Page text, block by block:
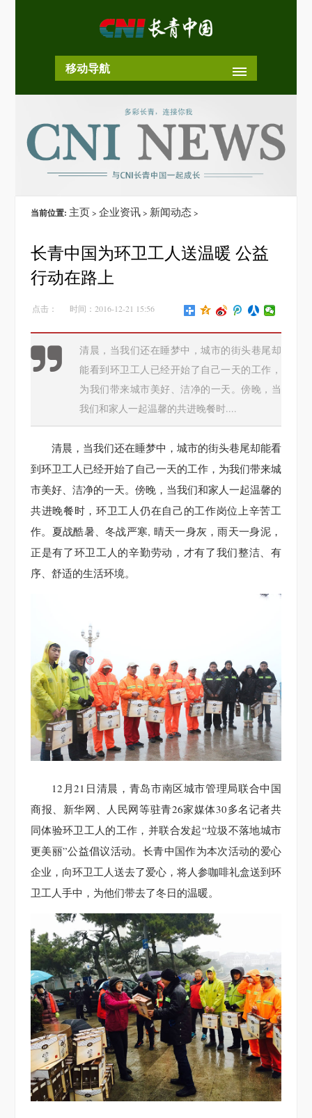
移动导航
当前位置: 主页> 企业资讯> 新闻动态>
长青中国为环卫工人送温暖 公益
行动在路上
点击： 时间：2016-12-21 15:56
清晨，当我们还在睡梦中，城市的街头巷尾却
能看到环卫工人已经开始了自己一天的工作，
为我们带来城市美好、洁净的一天。傍晚，当
我们和家人一起温馨的共进晚餐时....
清晨，当我们还在睡梦中，城市的街头巷尾却能看
到环卫工人已经开始了自己一天的工作，为我们带来城
市美好、洁净的一天。傍晚，当我们和家人一起温馨的
共进晚餐时，环卫工人仍在自己的工作岗位上辛苦工
作。夏战酷暑、冬战严寒, 晴天一身灰，雨天一身泥，
正是有了环卫工人的辛勤劳动，才有了我们整洁、有
序、舒适的生活环境。
12月21日清晨，青岛市南区城市管理局联合中国
商报、新华网、人民网等驻青26家媒体30多名记者共
同体验环卫工人的工作，并联合发起“垃圾不落地城市
更美丽”公益倡议活动。长青中国作为本次活动的爱心
企业，向环卫工人送去了爱心，将人参咖啡礼盒送到环
卫工人手中，为他们带去了冬日的温暖。